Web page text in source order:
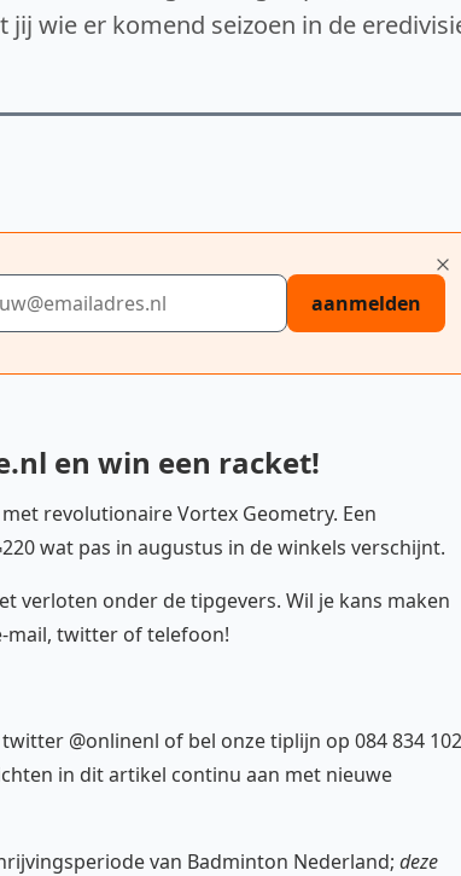
wie er komend seizoen in de
aanmelden
en win een racket!
revolutionaire Vortex Geometry. Een
wat pas in augustus in de winkels verschijnt.
verloten onder de tipgevers. Wil je kans maken
mail, twitter of telefoon!
@onlinenl of bel onze tiplijn op 084 834
in dit artikel continu aan met nieuwe
van Badminton Nederland; deze